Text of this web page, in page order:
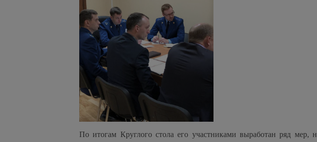
По итогам Круглого стола его участниками выработан ряд мер,